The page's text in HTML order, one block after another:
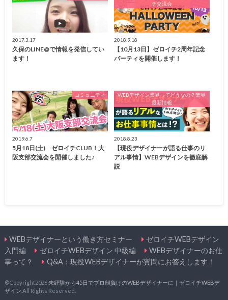
2017.3.17
久保のLINE@で情報を発信してい
ます！
チ交流会
2018.9.18
【10月13日】ゼロイチ2周年記念
パーティを開催します！
コミュニティ
2019.6.7
5月18日(土) ゼロイチCLUB！大
阪支部交流会を開催しました♪
WEBデザイン業界ってどうなの？業界
最新情報
2018.8.23
【現役デザイナーが語る仕事のリ
アル事情】WEBデザインを徹底解
説
WEBデザイナーという働き方セミナー
ゼロイチWEBデザイン
入門編
ゼロイチWEBデザイン 中級編
WEBデザイナーのお仕
事って？
Q&A：現役WEBデザイナーが質問にお答えします！
©Copyright2026 未経験から45日でプロ顔負けのWEBデザイナーに｜ゼロイチWEBデ
ザイン .All Rights Reserved.